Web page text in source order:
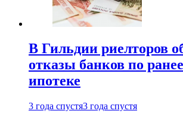
В Гильдии риелторов
отказы банков по
ипотеке
3 года спустя3 года спустя